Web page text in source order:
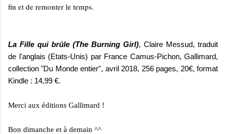
fin et de remonter le temps.
La Fille qui brûle (The Burning Girl), Claire Messud, traduit
de l'anglais (Etats-Unis) par France Camus-Pichon, Gallimard,
collection "Du Monde entier", avril 2018, 256 pages, 20€, format
Kindle : 14,99 €.
Merci aux éditions Gallimard !
Bon dimanche et à demain ^^